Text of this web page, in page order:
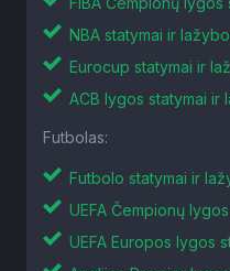
NBA statymai ir
Eurocup statymai ir
ACB lygos statymai ir
Futbolas:
Futbolo statymai ir
UEFA Čempionų
UEFA Europos lygos